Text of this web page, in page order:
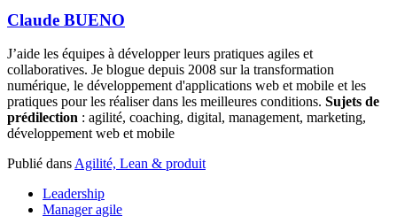
Claude BUENO
J’aide les équipes à développer leurs pratiques agiles et
collaboratives. Je blogue depuis 2008 sur la transformation
numérique, le développement d'applications web et mobile et les
pratiques pour les réaliser dans les meilleures conditions. Sujets de
prédilection : agilité, coaching, digital, management, marketing,
développement web et mobile
Publié dans Agilité, Lean & produit
Leadership
Manager agile